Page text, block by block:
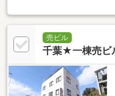
売ビル
千葉★一棟売ビ